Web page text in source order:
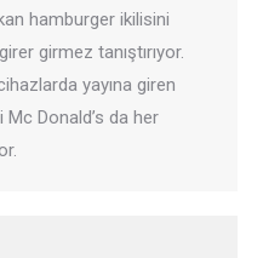
hamburger ikilisini
girmez tanıştırıyor.
yayına giren
Donald’s da her